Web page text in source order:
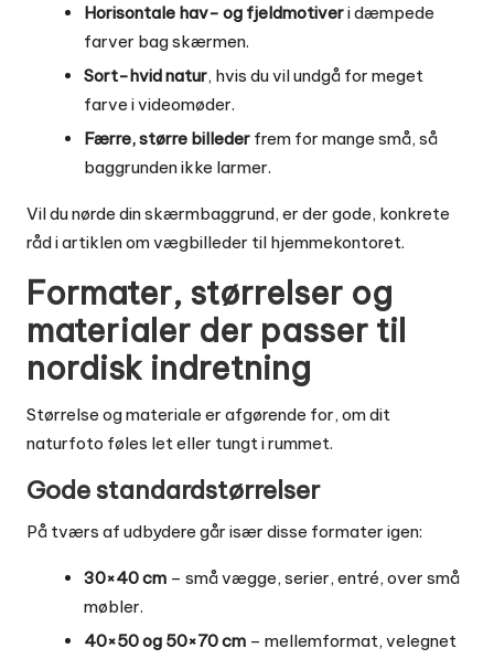
Horisontale hav- og fjeldmotiveri dæmpede
farver bag skærmen.
Sort-hvid natur, hvis du vil undgå for meget
farve i videomøder.
Færre, større billeder frem for mange små, så
baggrunden ikke larmer.
Vil du nørde din skærmbaggrund, er der gode, konkrete
råd i artiklen omvægbilleder til hjemmekontoret.
Formater, størrelser og
materialer der passer til
nordisk indretning
Størrelse og materiale er afgørende for, om dit
naturfoto føles let eller tungt i rummet.
Gode standardstørrelser
På tværs af udbydere går især disse formater igen:
30×40 cm – små vægge, serier, entré, over små
møbler.
40×50 og 50×70 cm – mellemformat, velegnet